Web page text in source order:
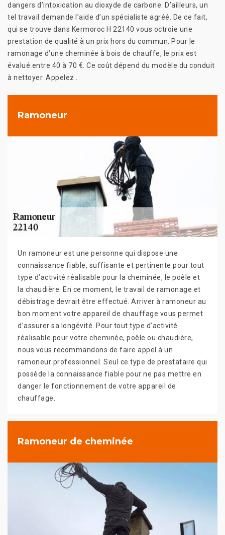
dangers d’intoxication au dioxyde de carbone. D’ailleurs, un
tel travail demande l’aide d’un spécialiste agréé. De ce fait,
qui se trouve dans Kermoroc H 22140 vous octroie une
prestation de qualité à un prix hors du commun. Pour le
ramonage d’une cheminée à bois de chauffe, le prix est
évalué entre 40 à 70 €. Ce coût dépend du modèle du conduit
à nettoyer. Appelez .
Ramoneur
Un ramoneur est une personne qui dispose une
connaissance fiable, suffisante et pertinente pour tout
type d’activité réalisable pour la cheminée, le poêle et
la chaudière. En ce moment, le travail de ramonage et
débistrage devrait être effectué. Arriver à ramoneur au
bon moment votre appareil de chauffage vous permet
d’assurer sa longévité. Pour tout type d’activité
réalisable pour votre cheminée, poêle ou chaudière,
nous vous recommandons de faire appel à un
ramoneur professionnel. Seul ce type de prestataire qui
possède la connaissance fiable pour ne pas mettre en
danger le fonctionnement de votre appareil de
chauffage.
Ramoneur de cheminée